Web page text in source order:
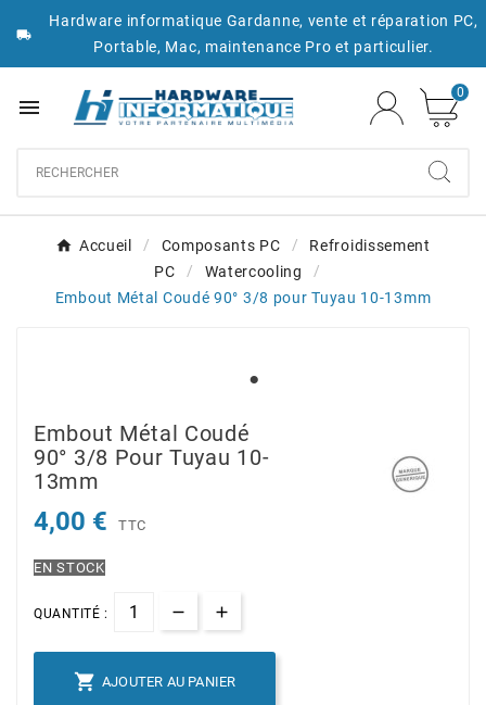

Hardware informatique Gardanne, vente et réparation PC,
Portable, Mac, maintenance Pro et particulier.

0
Accueil Composants PC
Refroidissement
PC
Watercooling
Embout Métal Coudé 90° 3/8 pour Tuyau 10-13mm
Embout Métal Coudé
90° 3/8 Pour Tuyau 10-
13mm
4,00 € TTC
EN STOCK
QUANTITÉ :
 AJOUTER AU PANIER